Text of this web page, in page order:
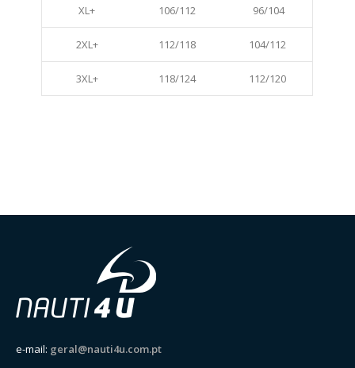
XL+ 106/112 96/104
2XL+ 112/118 104/112
3XL+ 118/124 112/120
e-mail: geral@nauti4u.com.pt